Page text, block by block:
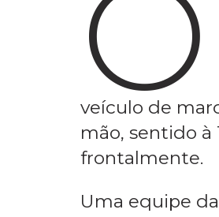
Home Categorias
O
mão, sentido